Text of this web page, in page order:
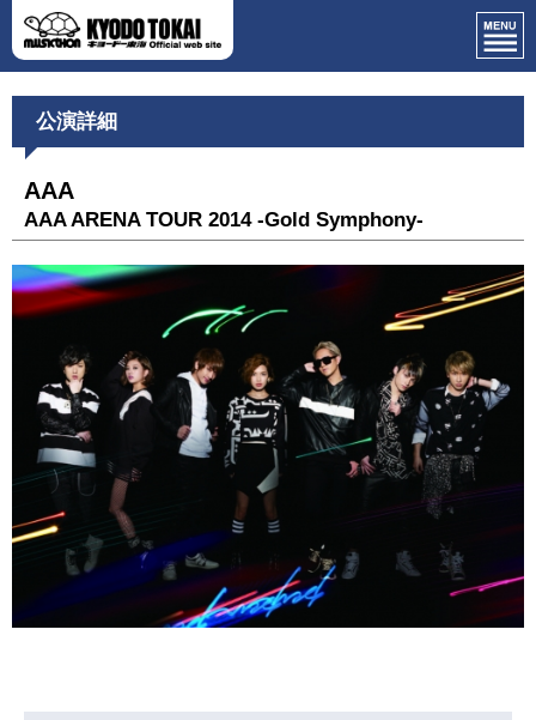
公演詳細
AAA
AAA ARENA TOUR 2014 -Gold Symphony-